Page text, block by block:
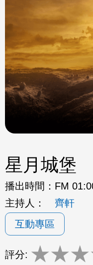
星月城堡
播出時間： FM
主持人：
齊軒
互動專區
評分: ★★★